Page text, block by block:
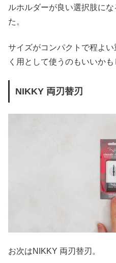
ルホルダーが良い選択肢に
た。
サイズがコンパクトで程よ
く用として使うのもいいかも
NIKKY 両刃替刃
お次はNIKKY 両刃替刃。